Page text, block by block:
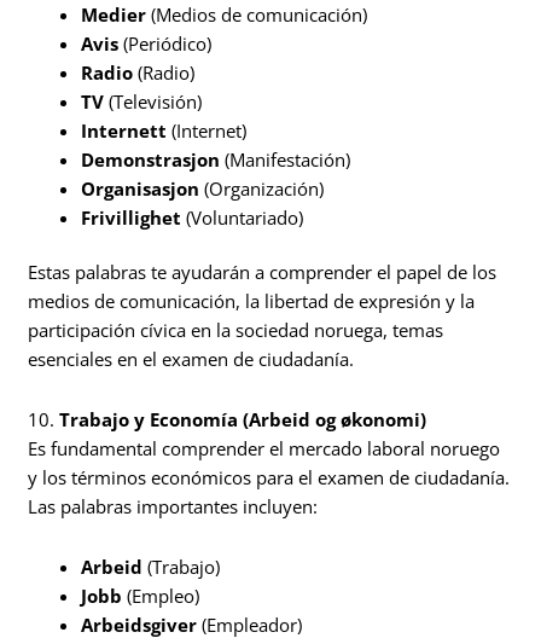
Medier (Medios de comunicación)
Avis (Periódico)
Radio (Radio)
TV (Televisión)
Internett (Internet)
Demonstrasjon (Manifestación)
Organisasjon (Organización)
Frivillighet (Voluntariado)
Estas palabras te ayudarán a comprender el papel de los
medios de comunicación, la libertad de expresión y la
participación cívica en la sociedad noruega, temas
esenciales en el examen de ciudadanía.
10.Trabajo y Economía (Arbeid og økonomi)
Es fundamental comprender el mercado laboral noruego
y los términos económicos para el examen de ciudadanía.
Las palabras importantes incluyen:
Arbeid (Trabajo)
Jobb (Empleo)
Arbeidsgiver (Empleador)